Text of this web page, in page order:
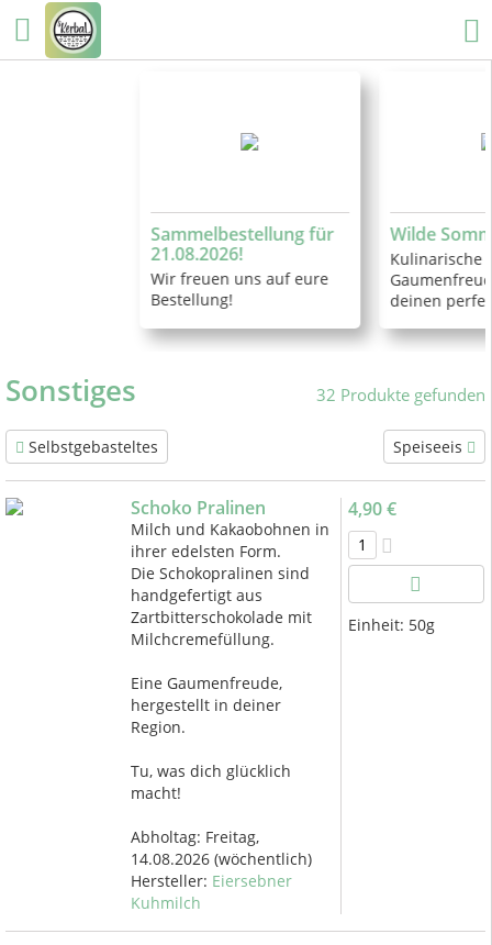
Sammelbestellung für
21.08.2026!
Wir freuen uns auf eure
Bestellung!
Wilde
Kulinarische
deinen
Sonstiges 32 Produkte gefunden
Speiseeis
Selbstgebasteltes
Schoko Pralinen
Milch und Kakaobohnen in
ihrer edelsten Form.
Die Schokopralinen sind
handgefertigt aus
Zartbitterschokolade mit
Milchcremefüllung.
Eine Gaumenfreude,
hergestellt in deiner
Region.
Tu, was dich glücklich
macht!
Abholtag: Freitag,
14.08.2026(wöchentlich)
Hersteller: Eiersebner
Kuhmilch
4,90 €
Einheit: 50g